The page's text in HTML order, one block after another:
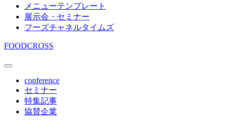
メニューテンプレート
展示会・セミナー
フーズチャネルタイムズ
FOODCROSS
conference
セミナー
特集記事
協賛企業